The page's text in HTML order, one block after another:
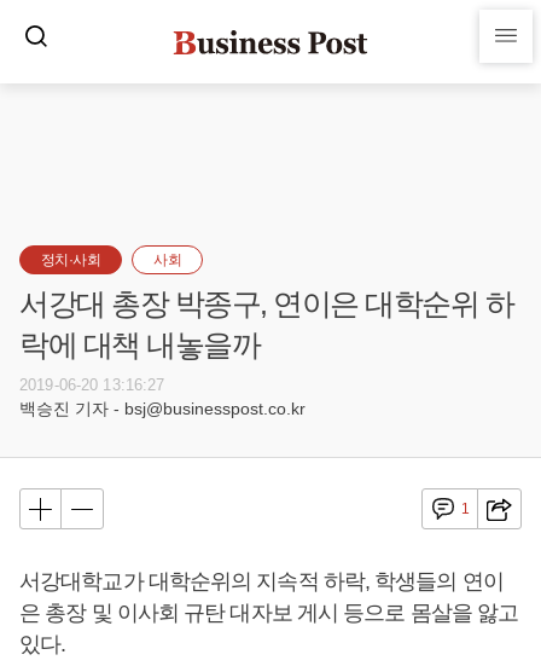
정치·사회 사회
서강대 총장 박종구, 연이은 대학순위 하
락에 대책 내놓을까
2019-06-20 13:16:27
백승진 기자 - bsj@businesspost.co.kr
1
서강대학교가 대학순위의 지속적 하락, 학생들의 연이
은 총장 및 이사회 규탄 대자보 게시 등으로 몸살을 앓고
있다.